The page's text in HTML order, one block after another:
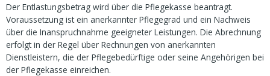
Der Entlastungsbetrag wird über die Pflegekasse beantragt.
Voraussetzung ist ein anerkannter Pflegegrad und ein Nachweis
über die Inanspruchnahme geeigneter Leistungen. Die Abrechnung
erfolgt in der Regel über Rechnungen von anerkannten
Dienstleistern, die der Pflegebedürftige oder seine Angehörigen bei
der Pflegekasse einreichen.